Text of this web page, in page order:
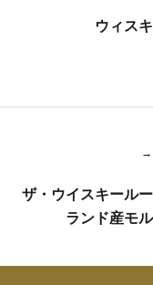
ウィス
→
ザ・ウイスキール
ランド産モ